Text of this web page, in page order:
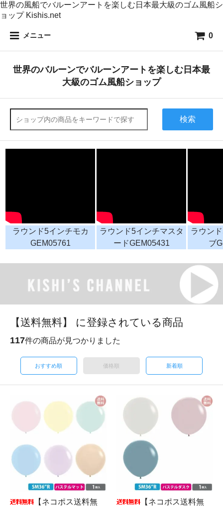
世界の風船でバルーンアートを楽しむ日本最大級のゴム風船シ
ョップ Kishis.net
メニュー 0
世界のバルーンでバルーンアートを楽しむ日本最
大級のゴム風船ショップ
検索
ラウンド5インチモカ
GEM05761
ラウンド5インチマスタ
ードGEM05431
ラウン
ブ
【送料無料】 に登録されている商品
117件の商品が見つかりました
おすすめ順 価格順 新着順
【ネコポス送料無
【ネコポス送料無